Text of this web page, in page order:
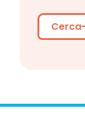
Cerca